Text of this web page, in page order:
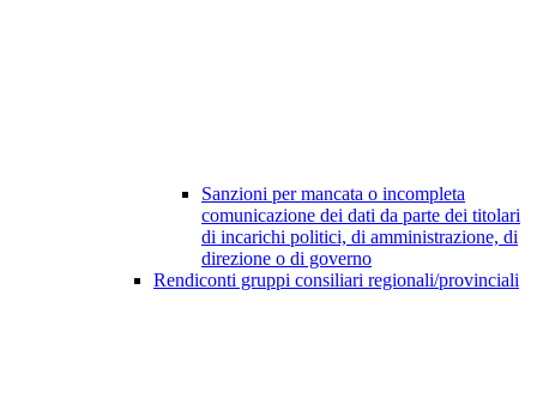
Sanzioni per mancata o incompleta
comunicazione dei dati da parte dei titolari
di incarichi politici, di amministrazione, di
direzione o di governo
Rendiconti gruppi consiliari regionali/provinciali